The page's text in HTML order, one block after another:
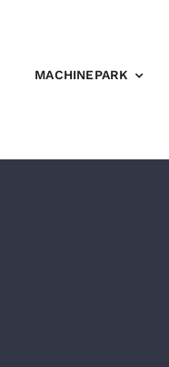
MACHINEPARK